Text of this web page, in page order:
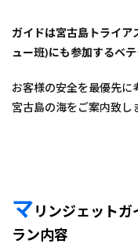
ガイドは宮古島トライア
ュー班)にも参加するベテ
お客様の安全を最優先に
宮古島の海をご案内致し
マリンジェットガ
ラン内容